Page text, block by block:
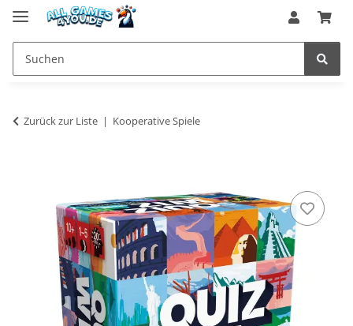
Zurück zur Liste Kooperative Spiele